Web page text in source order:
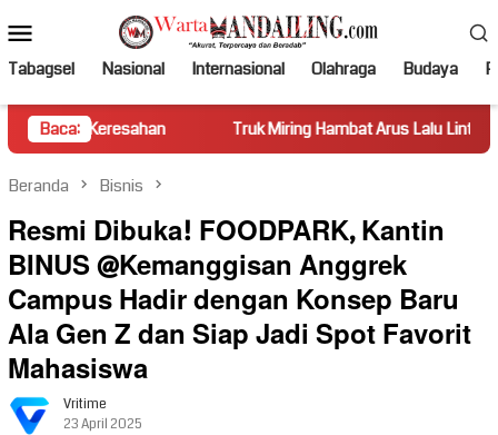
ke
kontenMobile
Tabagsel Nasional Internasional Olahraga Budaya
Baca: Truk Miring Hambat Arus Lalu Lintas di Jalan
Beranda Bisnis
Resmi Dibuka! FOODPARK, Kantin
BINUS @Kemanggisan Anggrek
Campus Hadir dengan Konsep Baru
Ala Gen Z dan Siap Jadi Spot Favorit
Mahasiswa
Vritime
23 April 2025